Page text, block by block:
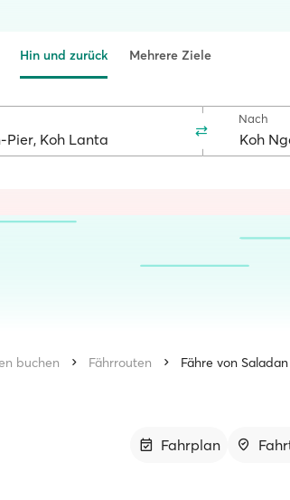
Hin und zurück Mehrere Ziele
Nach
buchen Fährrouten Fähre von
Fahrplan